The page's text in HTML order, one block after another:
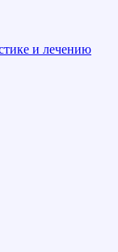
и лечению